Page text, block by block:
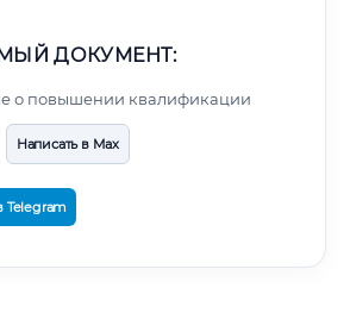
ДОКУМЕНТ:
о повышении квалификации
Написать в Max
Telegram